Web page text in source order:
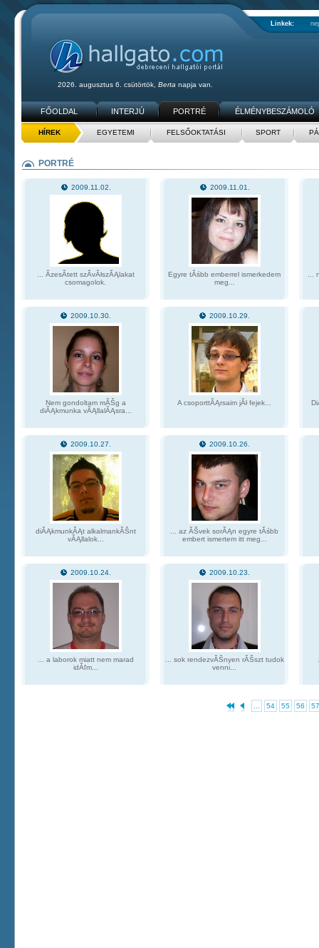
Linkek:
2026. augusztus 6. csütörtök, Berta napja van.
FŐOLDAL INTERJÚ PORTRÉ ÉLMÉNYBESZÁMOLÓ
HÍREK EGYETEMI FELSŐOKTATÁSI SPORT
PORTRÉ
2009.11.02.
... Ă­zesĂ­tett szĂ­vĂłszĂĄlakat
csomagolok.
2009.11.01.
Egyre tĂśbb emberrel ismerkedem
meg...
...
2009.10.30.
Nem gondoltam mĂŠg a
diĂĄkmunka vĂĄllalĂĄsra...
2009.10.29.
A csoporttĂĄrsaim jĂł fejek...
2009.10.27.
diĂĄkmunkĂĄt alkalmankĂŠnt
vĂĄllalok...
2009.10.26.
... az ĂŠvek sorĂĄn egyre tĂśbb
embert ismertem itt meg...
2009.10.24.
... a laborok miatt nem marad
idĂľm...
2009.10.23.
... sok rendezvĂŠnyen rĂŠszt tudok
venni...
54 55 56 57